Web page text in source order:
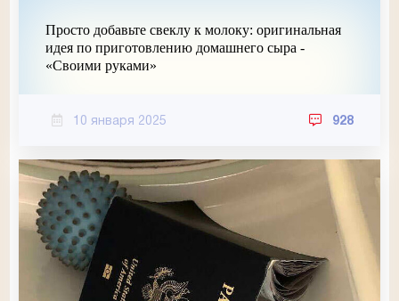
Просто добавьте свеклу к молоку: оригинальная
идея по приготовлению домашнего сыра -
«Своими руками»
10 января 2025 928